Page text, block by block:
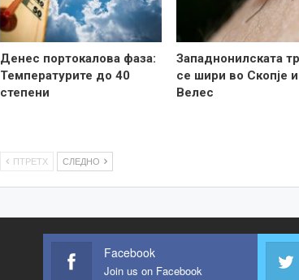
Денес портокалова фаза:
Температурите до 40
степени
Западнонилската
се шири во Скопје и
Велес
ПТРЕТХ СЛЕДНО
Facebook
Join us on Facebook